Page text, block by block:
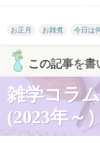
お正月 お雑煮 今日は
この記事を書
雑学コラ
(2023年～